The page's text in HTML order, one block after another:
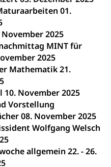
01.
2025
MINT für
2025
Mathematik 21.
10. November 2025
Vorstellung
08. November 2025
Wolfgang Welsch
allgemein 22. - 26.